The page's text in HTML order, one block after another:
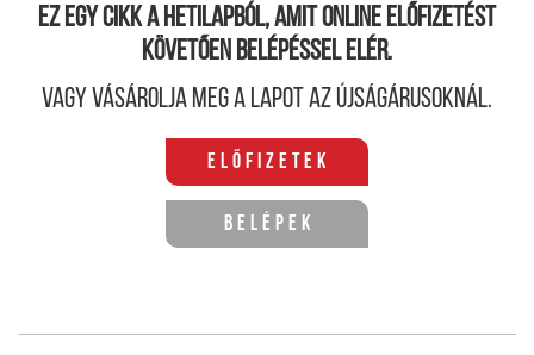
Ez egy cikk a hetilapból, amit online előfizetést
követően belépéssel elér.
Vagy vásárolja meg a lapot az újságárusoknál.
Előfizetek
Belépek